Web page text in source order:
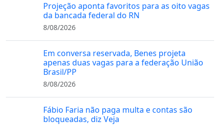
Projeção aponta favoritos para as oito vagas
da bancada federal do RN
8/08/2026
Em conversa reservada, Benes projeta
apenas duas vagas para a federação União
Brasil/PP
8/08/2026
Fábio Faria não paga multa e contas são
bloqueadas, diz Veja